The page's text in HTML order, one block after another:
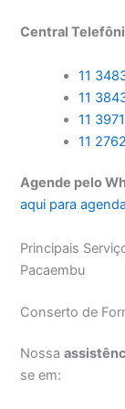
Central
11
11
11
11
Agende pelo
aqui para
Principais
Pacaembu
Conserto de
Nossa
se em: